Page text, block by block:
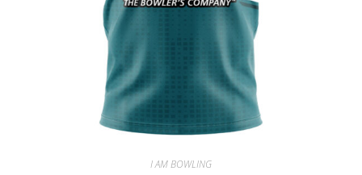
I AM BOWLING